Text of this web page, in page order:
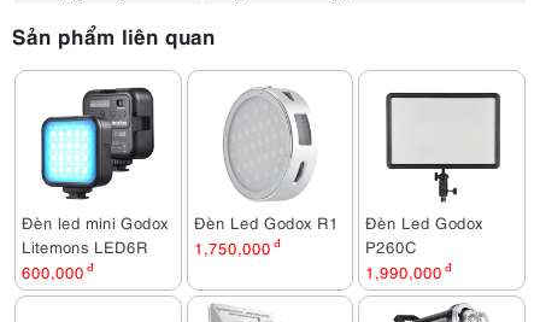
Sản phẩm liên quan
Đèn led mini Godox
Litemons LED6R
600,000 đ
Đèn Led Godox R1
1,750,000 đ
Đèn Led Godox
P260C
1,990,000 đ